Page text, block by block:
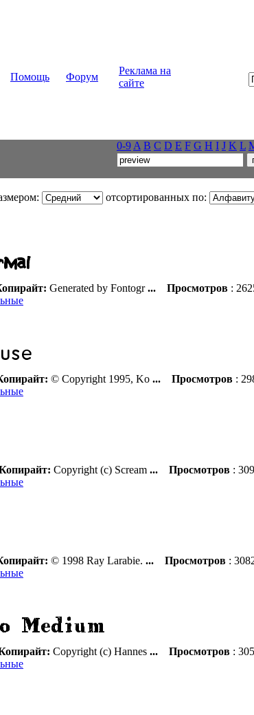
Помощь Форум
Реклама на
сайте
0-9 A B C D E F G H I J K L
отсортированных по:
Generated by Fontogr... Просмотров :
© Copyright 1995, Ko ... Просмотров :
Copyright (c) Scream ... Просмотров :
© 1998 Ray Larabie. ... Просмотров :
Copyright (c) Hannes ... Просмотров :